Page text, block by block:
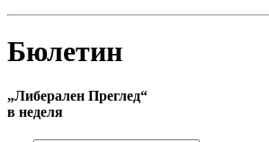
Бюлетин
„Либерален Преглед“
в неделя